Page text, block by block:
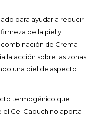
para ayudar a reducir
de la piel y
de Crema
la acción sobre las zonas
una piel de aspecto
termogénico que
el Gel Capuchino aporta